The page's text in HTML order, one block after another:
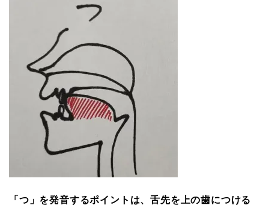
「つ」を発音するポイントは、舌先を上の歯につける